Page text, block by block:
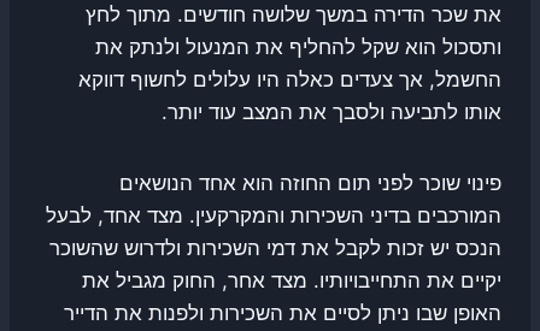
את שכר הדירה במשך שלושה חודשים. מתוך לחץ
ותסכול הוא שקל להחליף את המנעול ולנתק את
החשמל, אך צעדים כאלה היו עלולים לחשוף דווקא
אותו לתביעה ולסבך את המצב עוד יותר.
פינוי שוכר לפני תום החוזה הוא אחד הנושאים
המורכבים בדיני השכירות והמקרקעין. מצד אחד, לבעל
הנכס יש זכות לקבל את דמי השכירות ולדרוש שהשוכר
יקיים את התחייבויותיו. מצד אחר, החוק מגביל את
האופן שבו ניתן לסיים את השכירות ולפנות את הדייר